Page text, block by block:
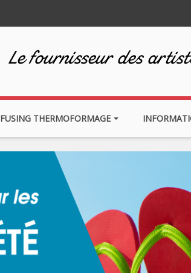
Le fournisseur des
FUSING THERMOFORMAGE